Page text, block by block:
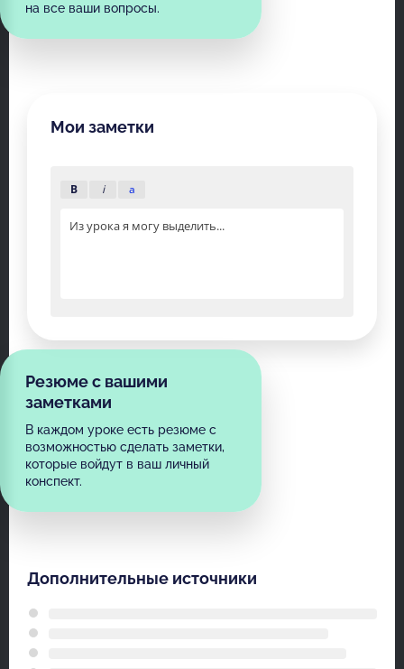
на все ваши вопросы.
Мои заметки
B i a
Из урока я могу выделить...
Резюме с вашими
заметками
В каждом уроке есть резюме с
возможностью сделать заметки,
которые войдут в ваш личный
конспект.
Дополнительные источники